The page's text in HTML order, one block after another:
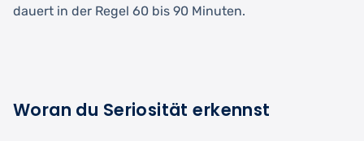
dauert in der Regel 60 bis 90 Minuten.
Woran du Seriosität erkennst